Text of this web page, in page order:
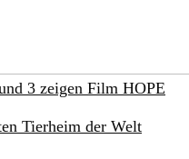
3 zeigen Film HOPE
Tierheim der Welt